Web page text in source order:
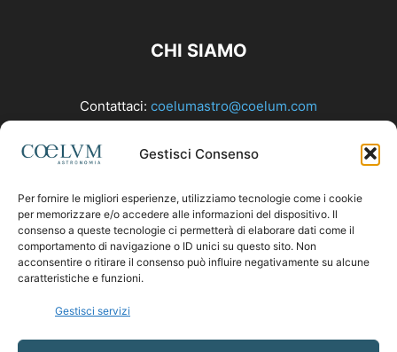
Gestisci Consenso
Per fornire le migliori esperienze, utilizziamo tecnologie come i cookie
per memorizzare e/o accedere alle informazioni del dispositivo. Il
consenso a queste tecnologie ci permetterà di elaborare dati come il
comportamento di navigazione o ID unici su questo sito. Non
acconsentire o ritirare il consenso può influire negativamente su alcune
caratteristiche e funzioni.
Gestisci servizi
CHI SIAMO
Contattaci: coelumastro@coelum.com
SEGUICI